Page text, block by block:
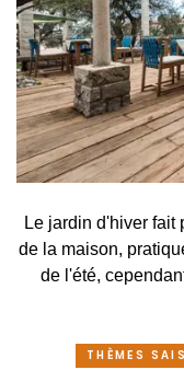
Le jardin d'hiver fait
de la maison,
de l'été,
qu'en un lieu
THÈMES